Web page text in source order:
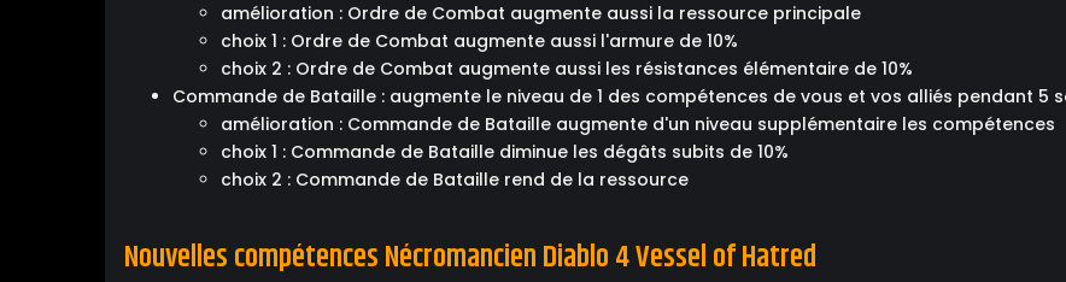
amélioration : Ordre de Combat augmente aussi la ressource principale
choix 1 : Ordre de Combat augmente aussi l'armure de 10%
choix 2 : Ordre de Combat augmente aussi les résistances élémentaire de 10%
Commande de Bataille : augmente le niveau de 1 des compétences de vous et vos alliés pendant 5
amélioration : Commande de Bataille augmente d'un niveau supplémentaire les compétences
choix 1 : Commande de Bataille diminue les dégâts subits de 10%
choix 2 : Commande de Bataille rend de la ressource
Nouvelles compétences Nécromancien Diablo 4 Vessel of Hatred